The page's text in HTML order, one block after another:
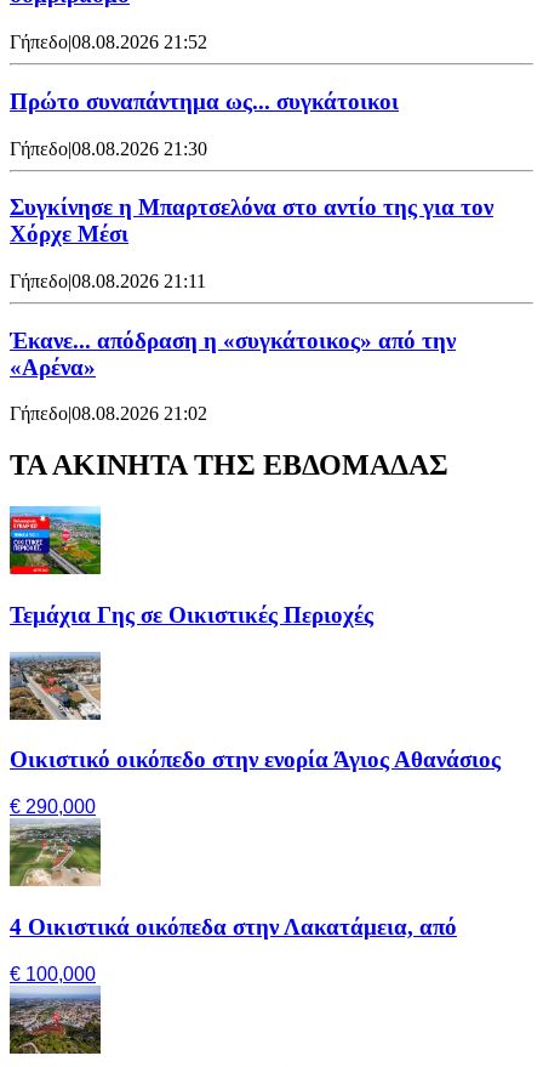
Γήπεδο|08.08.2026 21:52
Πρώτο συναπάντημα ως... συγκάτοικοι
Γήπεδο|08.08.2026 21:30
Συγκίνησε η Μπαρτσελόνα στο αντίο της για τον
Χόρχε Μέσι
Γήπεδο|08.08.2026 21:11
Έκανε... απόδραση η «συγκάτοικος» από την
«Αρένα»
Γήπεδο|08.08.2026 21:02
ΤΑ ΑΚΙΝΗΤΑ ΤΗΣ ΕΒΔΟΜΑΔΑΣ
Τεμάχια Γης σε Οικιστικές Περιοχές
Οικιστικό οικόπεδο στην ενορία Άγιος Αθανάσιος
€ 290,000
4 Οικιστικά οικόπεδα στην Λακατάμεια, από
€ 100,000